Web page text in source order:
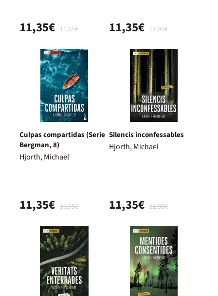
11,95€
11,35€ 11,95€
11,35€
Culpas compartidas (Serie
Bergman, 8)
Hjorth, Michael
11,95€
11,35€
Silencis inconfessables
Hjorth, Michael
11,95€
11,35€